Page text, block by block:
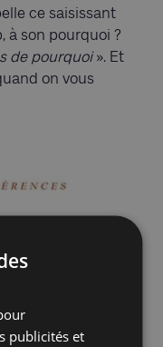
ce saisissant
à son pourquoi ?
de pourquoi». Et
on vous
publicités et